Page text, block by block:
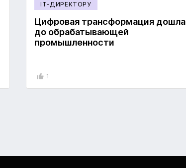
IT-ДИРЕКТОРУ
Цифровая трансформация дошла
до обрабатывающей
промышленности
1